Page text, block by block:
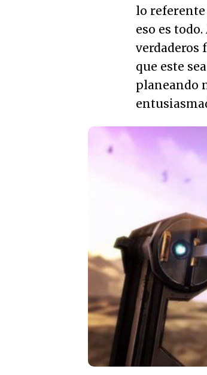
lo referente
eso es
verdaderos
que este
planeando